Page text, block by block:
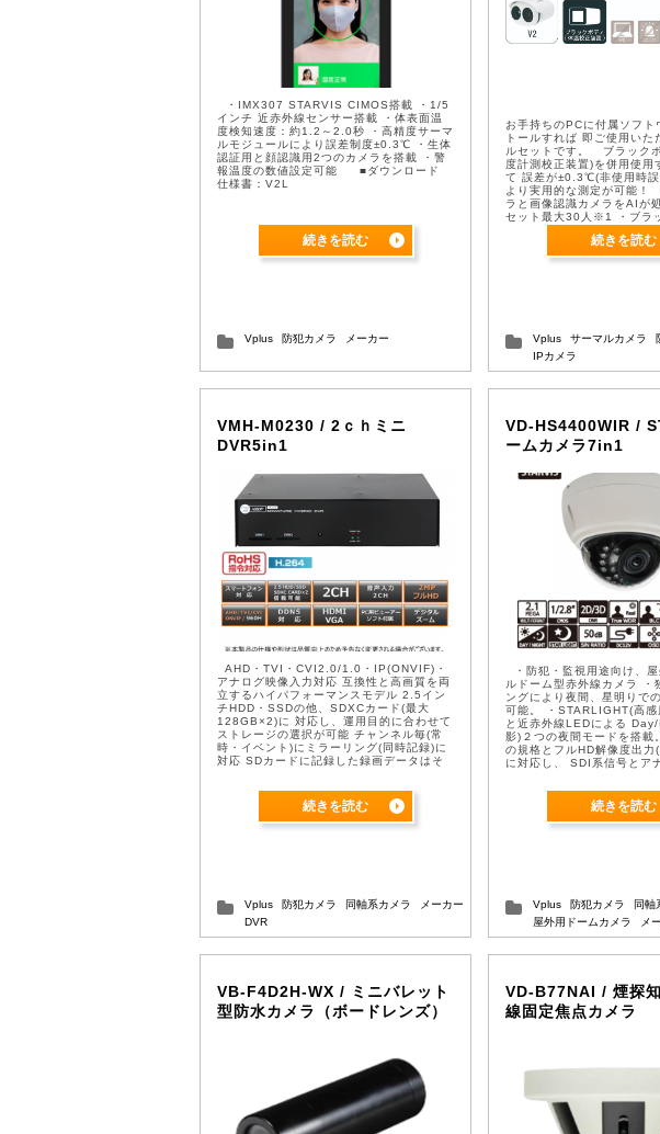
・IMX307 STARVIS CIMOS搭載 ・1/5
インチ 近赤外線センサー搭載 ・体表面温
度検知速度：約1.2～2.0秒 ・高精度サーマ
ルモジュールにより誤差制度±0.3℃ ・生体
認証用と顔認識用2つのカメラを搭載 ・警
報温度の数値設定可能 ■ダウンロード
仕様書：V2L
続きを読む
Vplus 防犯カメラ メーカー
お手持ちのPCに付属ソフト
トールすれば 即ご使用いた
ルセットです。 ブラック
度計測校正装置)を併用使用
て 誤差が±0.3℃(非使用時
より実用的な測定が可能！
ラと画像認識カメラをAIが
セット最大30人※1 ・ブラ
併用運用は必須。 ・2眼カ
続きを読む
Vplus サーマルカメラ
IPカメラ
VMH-M0230 / 2ｃｈミニ
DVR5in1
AHD・TVI・CVI2.0/1.0・IP(ONVIF)・
アナログ映像入力対応 互換性と高画質を両
立するハイパフォーマンスモデル 2.5イン
チHDD・SSDの他、SDXCカード(最大
128GB×2)に 対応し、運用目的に合わせて
ストレージの選択が可能 チャンネル毎(常
時・イベント)にミラーリング(同時記録)に
対応 SDカードに記録した録画データはそ
続きを読む
Vplus 防犯カメラ 同軸系カメラ
メーカー
DVR
VD-HS4400WIR /
ームカメラ7in1
・防犯・監視用途向け、
ルドーム型赤外線カメラ ・
ングにより夜間、星明りで
可能。 ・STARLIGHT(高感
と近赤外線LEDによる
影)２つの夜間モードを搭載
の規格とフルHD解像度出
に対応し、 SDI系信号とア
続きを読む
Vplus 防犯カメラ
同軸
屋外用ドームカメラ
メ
VB-F4D2H-WX / ミニバレット
型防水カメラ（ボードレンズ）
VD-B77NAI / 煙探
線固定焦点カメラ